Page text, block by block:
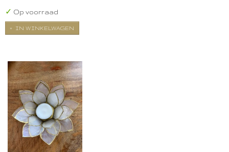
✓ Op voorraad
IN WINKELWAGEN